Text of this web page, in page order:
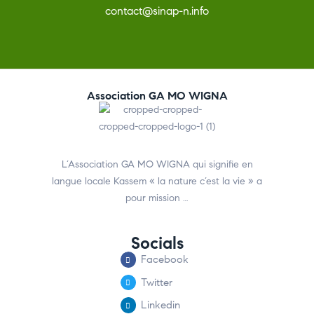
contact@sinap-n.info
Association GA MO WIGNA
L’Association GA MO WIGNA qui signifie en
langue locale Kassem « la nature c’est la vie » a
pour mission …
Socials
Facebook
Twitter
Linkedin